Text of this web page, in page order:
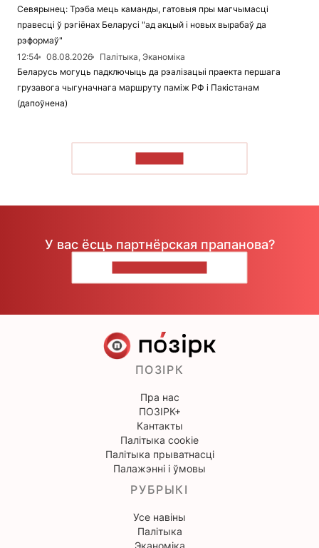
Севярынец: Трэба мець каманды, гатовыя пры магчымасці
правесці ў рэгіёнах Беларусі "ад акцый і новых вырабаў да
рэформаў"
12:54
08.08.2026
Палітыка, Эканоміка
Беларусь могуць падключыць да рэалізацыі праекта першага
грузавога чыгуначнага маршруту паміж РФ і Пакістанам
(дапоўнена)
У вас ёсць партнёрская прапанова?
ПОЗІРК
Пра нас
ПОЗІРК+
Кантакты
Палітыка cookie
Палітыка прыватнасці
Палажэнні і ўмовы
РУБРЫКІ
Усе навіны
Палітыка
Эканоміка